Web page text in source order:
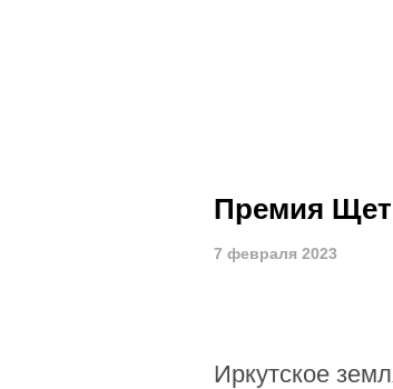
Премия
7 февраля 2023
Иркутское